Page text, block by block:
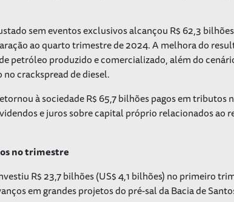
sem eventos exclusivos alcançou R$ 62,3
ao quarto trimestre de 2024. A melhora do
petróleo produzido e comercializado, além do
nocrackspreadde diesel.
à sociedade R$ 65,7 bilhões pagos em tributos
e juros sobre capital próprio relacionados ao
no trimestre
R$ 23,7 bilhões (US$ 4,1 bilhões) no primeiro
em grandes projetos do pré-sal da Bacia de